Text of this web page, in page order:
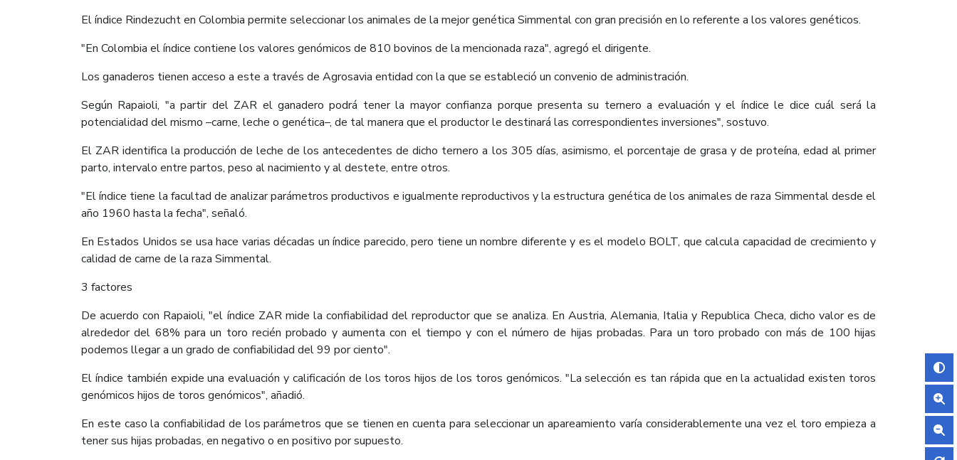
El índice Rindezucht en Colombia permite seleccionar los animales de la mejor genética Simmental con gran precisión en lo referente a los valores genéticos.
"En Colombia el índice contiene los valores genómicos de 810 bovinos de la mencionada raza", agregó el dirigente.
Los ganaderos tienen acceso a este a través de Agrosavia entidad con la que se estableció un convenio de administración.
Según Rapaioli, "a partir del ZAR el ganadero podrá tener la mayor confianza porque presenta su ternero a evaluación y el índice le dice cuál será la
potencialidad del mismo –carne, leche o genética–, de tal manera que el productor le destinará las correspondientes inversiones", sostuvo.
El ZAR identifica la producción de leche de los antecedentes de dicho ternero a los 305 días, asimismo, el porcentaje de grasa y de proteína, edad al primer
parto, intervalo entre partos, peso al nacimiento y al destete, entre otros.
"El índice tiene la facultad de analizar parámetros productivos e igualmente reproductivos y la estructura genética de los animales de raza Simmental desde el
año 1960 hasta la fecha", señaló.
En Estados Unidos se usa hace varias décadas un índice parecido, pero tiene un nombre diferente y es el modelo BOLT, que calcula capacidad de crecimiento y
calidad de carne de la raza Simmental.
3 factores
De acuerdo con Rapaioli, "el índice ZAR mide la confiabilidad del reproductor que se analiza. En Austria, Alemania, Italia y Republica Checa, dicho valor es de
alrededor del 68% para un toro recién probado y aumenta con el tiempo y con el número de hijas probadas. Para un toro probado con más de 100 hijas
podemos llegar a un grado de confiabilidad del 99 por ciento".
El índice también expide una evaluación y calificación de los toros hijos de los toros genómicos. "La selección es tan rápida que en la actualidad existen toros
genómicos hijos de toros genómicos", añadió.
En este caso la confiabilidad de los parámetros que se tienen en cuenta para seleccionar un apareamiento varía considerablemente una vez el toro empieza a
tener sus hijas probadas, en negativo o en positivo por supuesto.